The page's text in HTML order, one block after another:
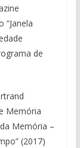
de
Memória
Memória –
(2017)